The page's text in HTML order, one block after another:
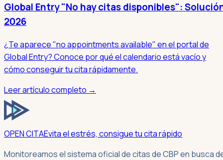
Global Entry "No hay citas disponibles":
2026
¿Te aparece "no appointments available" en el portal de
Global Entry? Conoce por qué el calendario está vacío y
cómo conseguir tu cita rápidamente.
Leer artículo completo →
OPEN CITAEvita el estrés, consigue tu cita rápido
Monitoreamos el sistema oficial de citas de CBP en busca